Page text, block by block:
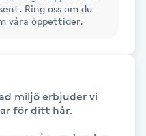
Ring oss om du
våra öppettider.
miljö erbjuder vi
för ditt hår.